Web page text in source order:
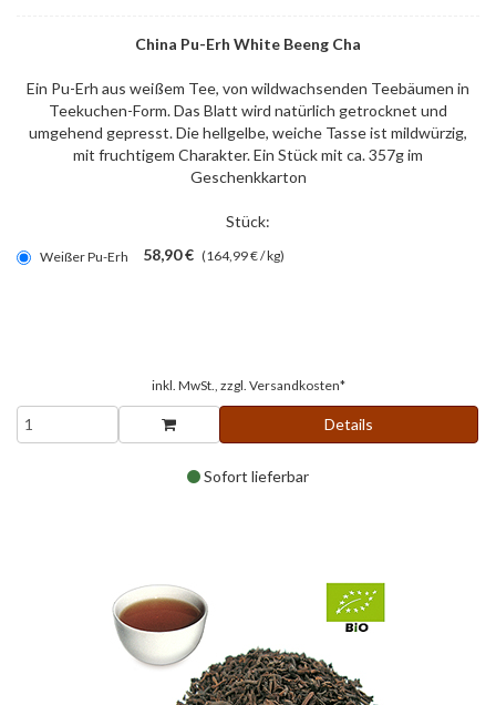
China Pu-Erh White Beeng Cha
Ein Pu-Erh aus weißem Tee, von wildwachsenden Teebäumen in
Teekuchen-Form. Das Blatt wird natürlich getrocknet und
umgehend gepresst. Die hellgelbe, weiche Tasse ist mildwürzig,
mit fruchtigem Charakter. Ein Stück mit ca. 357g im
Geschenkkarton
Stück:
Weißer Pu-Erh 58,90 € (164,99 € / kg)
inkl. MwSt., zzgl. Versandkosten*
Details
Sofort lieferbar